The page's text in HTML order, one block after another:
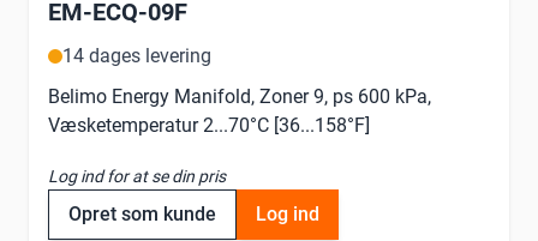
EM-ECQ-09F
14 dages levering
Belimo Energy Manifold, Zoner 9, ps 600 kPa,
Væsketemperatur 2...70°C [36...158°F]
Log ind for at se din pris
Opret som kunde Log ind